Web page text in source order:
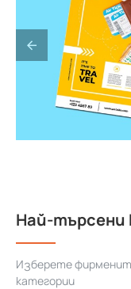
Най-търсени
Изберете
категории